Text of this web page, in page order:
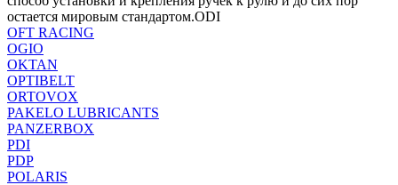
остается мировым стандартом.ODI
OFT RACING
OGIO
OKTAN
OPTIBELT
ORTOVOX
PAKELO LUBRICANTS
PANZERBOX
PDI
PDP
POLARIS